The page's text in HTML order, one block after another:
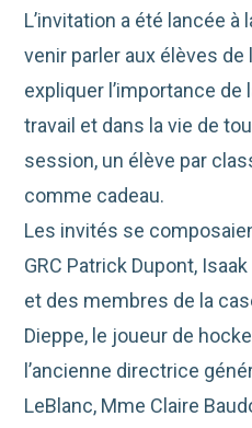
L’invitation a été lancée
venir parler aux élèves
expliquer l’importance de
travail et dans la vie de
session, un élève par
comme cadeau.
Les invités se
GRC Patrick Dupont,
et des membres de la
Dieppe, le joueur de
l’ancienne directrice
LeBlanc, Mme Claire